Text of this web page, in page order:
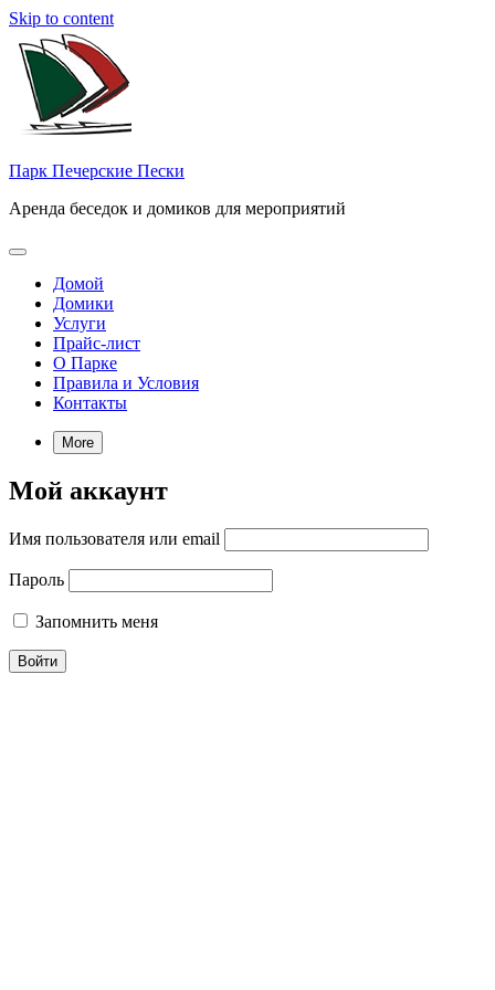
Skip to content
Парк Печерские Пески
Аренда беседок и домиков для мероприятий
Домой
Домики
Услуги
Прайс-лист
О Парке
Правила и Условия
Контакты
More
Мой аккаунт
Имя пользователя или email
Пароль
Запомнить меня